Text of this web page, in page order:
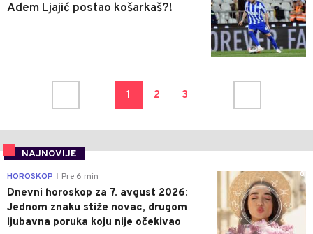
Adem Ljajić postao košarkaš?!
1 2 3
NAJNOVIJE
0
HOROSKOP Pre 6 min
Dnevni horoskop za 7. avgust 2026:
Jednom znaku stiže novac, drugom
ljubavna poruka koju nije očekivao